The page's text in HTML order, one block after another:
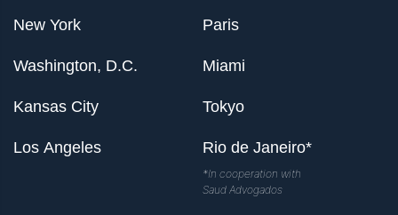
New York
Washington, D.C.
Kansas City
Los Angeles
Paris
Miami
Tokyo
Rio de Janeiro*
*In cooperation with
Saud Advogados